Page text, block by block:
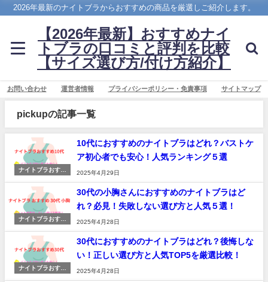
2026年最新のナイトブラからおすすめの商品を厳選しご紹介します。
【2026年最新】おすすめナイ
トブラの口コミと評判を比較
【サイズ選び方/付け方紹介】
お問い合わせ 運営者情報 プライバシーポリシー・免責事項 サイトマップ
pickupの記事一覧
ナイトブラおすす
10代におすすめのナイトブラはどれ？バストケ
ア初心者でも安心！人気ランキング５選
2025年4月29日
ナイトブラおすす
30代の小胸さんにおすすめのナイトブラはど
れ？必見！失敗しない選び方と人気５選！
2025年4月28日
ナイトブラおすす
30代におすすめのナイトブラはどれ？後悔しな
い！正しい選び方と人気TOP5を厳選比較！
2025年4月28日